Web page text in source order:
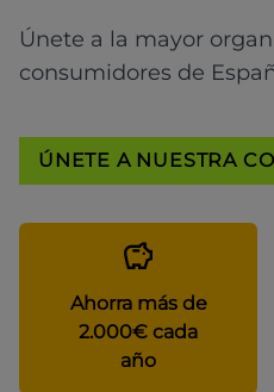
Únete a la mayor
consumidores de
ÚNETE A NUESTRA
Ahorra más de
2.000€ cada
año